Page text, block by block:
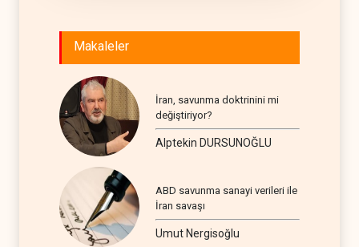
Makaleler
İran, savunma doktrinini mi
değiştiriyor?
Alptekin DURSUNOĞLU
ABD savunma sanayi verileri ile
İran savaşı
Umut Nergisoğlu